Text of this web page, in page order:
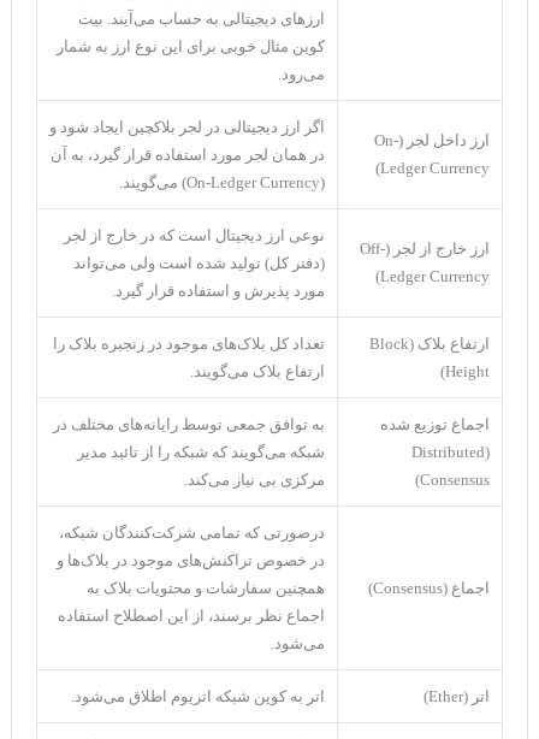
ارز‌های دیجیتالی به حساب می‌آیند. بیت
کوین مثال خوبی برای این نوع ارز به شمار
می‌رود.
ارز داخل لجر (On-
Ledger Currency)
اگر ارز دیجیتالی در لجر بلاکچین ایجاد شود و
در همان لجر مورد استفاده قرار گیرد، به آن
(On-Ledger Currency) می‌گویند.
ارز خارج از لجر (Off-
Ledger Currency)
نوعی ارز دیجیتال است که در خارج از لجر
(دفتر کل) تولید شده است ولی می‌تواند
مورد پذیرش و استفاده قرار گیرد.
ارتفاع بلاک (Block
Height)
تعداد کل بلاک‌های موجود در زنجیره بلاک را
ارتفاع بلاک می‌گویند.
اجماع توزیع شده
(Distributed
Consensus)
به توافق جمعی توسط رایانه‌های مختلف در
شبکه می‌گویند که شبکه را از تائید مدیر
مرکزی بی نیاز می‌کند.
اجماع (Consensus)
درصورتی که تمامی شرکت‌کنندگان شبکه،
در خصوص تراکنش‌های موجود در بلاک‌ها و
همچنین سفارشات و محتویات بلاک به
اجماع نظر برسند، از این اصطلاح استفاده
می‌شود.
اتر (Ether) اتر به کوین شبکه اتریوم اطلاق می‌شود.